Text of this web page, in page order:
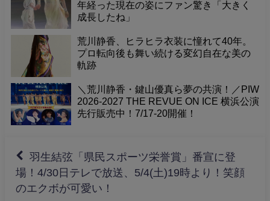
年経った現在の姿にファン驚き「大きく
成長したね」
荒川静香、ヒラヒラ衣装に憧れて40年。
プロ転向後も舞い続ける変幻自在な美の
軌跡
＼荒川静香・鍵山優真ら夢の共演！／PIW
2026-2027 THE REVUE ON ICE 横浜公演
先行販売中！7/17-20開催！
羽生結弦「県民スポーツ栄誉賞」番宣に登
場！4/30日テレで放送、5/4(土)19時より！笑顔
のエクボが可愛い！